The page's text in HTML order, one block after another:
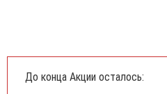
До конца Акции осталось: